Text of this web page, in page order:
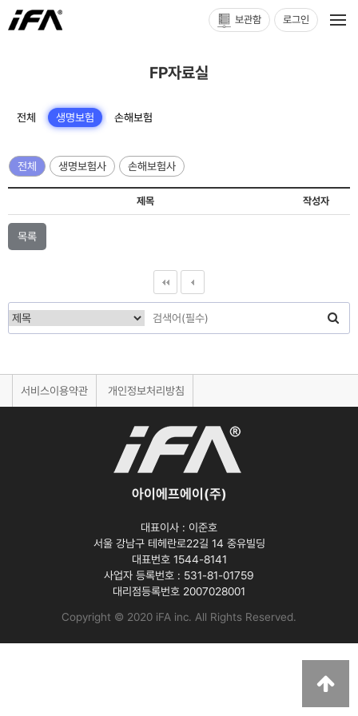
보관함 로그인
FP자료실
전체 생명보험 손해보험
전체 생명보험사 손해보험사
제목 작성자
목록
서비스이용약관 개인정보처리방침
아이에프에이(주)
대표이사 : 이준호
서울 강남구 테헤란로22길 14 중유빌딩
대표번호 1544-8141
사업자 등록번호 : 531-81-01759
대리점등록번호 2007028001
Copyright © 2020 iFA inc. All Rights Reserved.